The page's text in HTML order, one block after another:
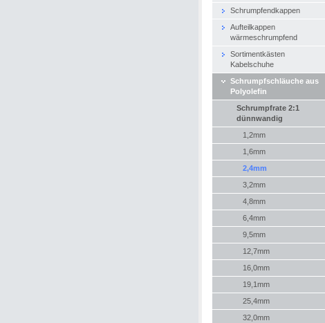
Schrumpfendkappen
Aufteilkappen
wärmeschrumpfend
Sortimentkästen
Kabelschuhe
Schrumpfschläuche aus
Polyolefin
Schrumpfrate 2:1
dünnwandig
1,2mm
1,6mm
2,4mm
3,2mm
4,8mm
6,4mm
9,5mm
12,7mm
16,0mm
19,1mm
25,4mm
32,0mm